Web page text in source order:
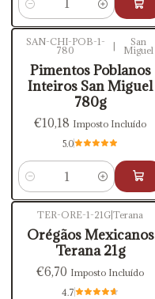
Quantidade
SAN-CHI-POB-1-
780 | San
Miguel
Pimentos Poblanos
Inteiros San Miguel
780g
€10,18 Imposto Incluído
5.0
Quantidade
TER-ORE-1-21G |Terana
Orégãos Mexicanos
Terana 21g
€6,70 Imposto Incluído
4.7